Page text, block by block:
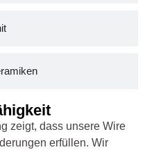
zeigt, dass unsere Wire
erfüllen. Wir